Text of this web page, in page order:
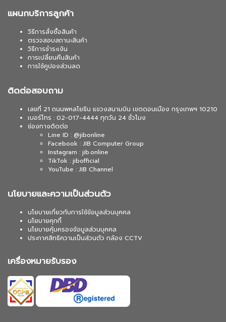
แผนกบริการลูกค้า
วิธีการสั่งซื้อสินค้า
ตรวจสอบสถานะสินค้า
วิธีการชำระเงิน
การเปลี่ยนคืนสินค้า
การใช้คูปองส่วนลด
ติดต่อสอบถาม
เลขที่ 21 ถนนพหลโยธิน แขวงสนามบิน เขตดอนเมือง กรุงเทพฯ 10210
เบอร์โทร : 02-017-4444 ทุกวัน 24 ชั่วโมง
ช่องทางติดต่อ
Line ID : @jibonline
Facebook : JIB Computer Group
Instagram : jib.online
TikTok : jibofficial
YouTube : JIB Channel
นโยบายและความเป็นส่วนตัว
นโยบายเกี่ยวกับการใช้ข้อมูลส่วนบุคคล
นโยบายคุกกี้
นโยบายคุ้มครองข้อมูลส่วนบุคคล
ประกาศสิทธิความเป็นส่วนตัว กล้อง CCTV
เครื่องหมายรับรอง